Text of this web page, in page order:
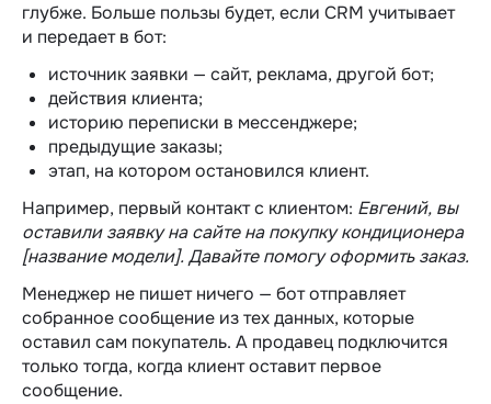
глубже. Больше пользы будет, если CRM учитывает
и передает в бот:
источник заявки — сайт, реклама, другой бот;
действия клиента;
историю переписки в мессенджере;
предыдущие заказы;
этап, на котором остановился клиент.
Например, первый контакт с клиентом: Евгений, вы
оставили заявку на сайте на покупку кондиционера
[название модели]. Давайте помогу оформить заказ.
Менеджер не пишет ничего — бот отправляет
собранное сообщение из тех данных, которые
оставил сам покупатель. А продавец подключится
только тогда, когда клиент оставит первое
сообщение.